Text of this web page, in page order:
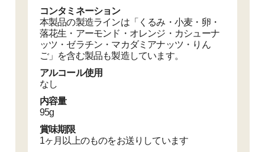
コンタミネーション
本製品の製造ラインは「くるみ・小麦・卵・
落花生・アーモンド・オレンジ・カシューナ
ッツ・ゼラチン・マカダミアナッツ・りん
ご」を含む製品も製造しています。
アルコール使用
なし
内容量
95g
賞味期限
1ヶ月以上のものをお送りしています